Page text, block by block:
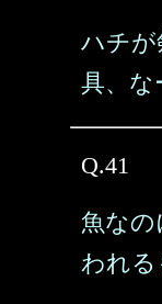
ハチが
具、な
Q.41
魚なの
われる